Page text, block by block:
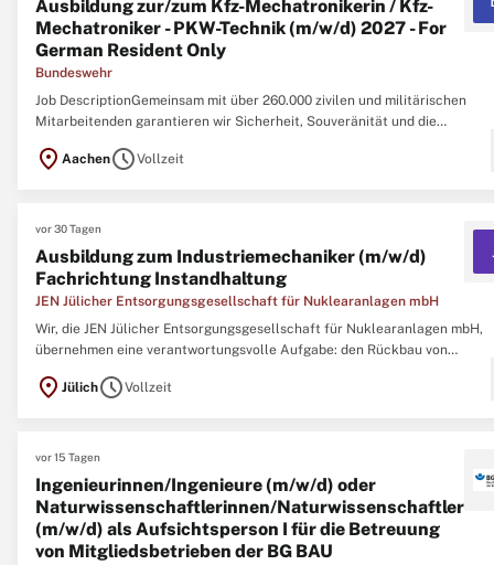
Ausbildung zur/zum Kfz-Mechatronikerin / Kfz-
Mechatroniker - PKW-Technik (m/w/d) 2027 - For
German Resident Only
Bundeswehr
Job DescriptionGemeinsam mit über 260.000 zivilen und militärischen
Mitarbeitenden garantieren wir Sicherheit, Souveränität und die
die Unterstützung bei Naturkatastrophen und Unglücksfällen im Inland.
location_on AachenscheduleVollzeit
vor 30 Tagen
Ausbildung zum Industriemechaniker (m/w/d)
Fachrichtung Instandhaltung
JEN Jülicher Entsorgungsgesellschaft für Nuklearanlagen mbH
Wir, die JEN Jülicher Entsorgungsgesellschaft für Nuklearanlagen mbH,
übernehmen eine verantwortungsvolle Aufgabe: den Rückbau von
radioaktiven Stoffe. Bei uns arbeitest du an spannenden Projekten, die
location_on JülichscheduleVollzeit
vor 15 Tagen
Ingenieurinnen/Ingenieure (m/w/d) oder
Naturwissenschaftlerinnen/Naturwissenschaftler
(m/w/d) als Aufsichtsperson I für die Betreuung
von Mitgliedsbetrieben der BG BAU